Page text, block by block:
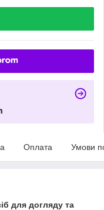
Оплата Умови
для догляду та